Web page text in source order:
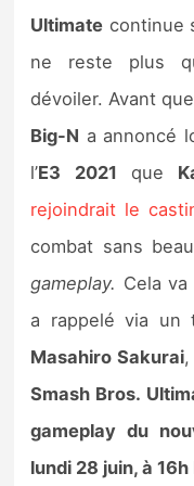
Tests de jeux
Tests
Autres tests
Previews
Précommandes
Sorties de jeux
Bons plans
Ultimate continue
ne reste plus
dévoiler. Avant
Big-N a annoncé
l’E3 2021 que
rejoindrait le
combat sans
gameplay. Cela
a rappelé via un
Masahiro Sakurai
Smash Bros.
gameplay du
lundi 28 juin, à